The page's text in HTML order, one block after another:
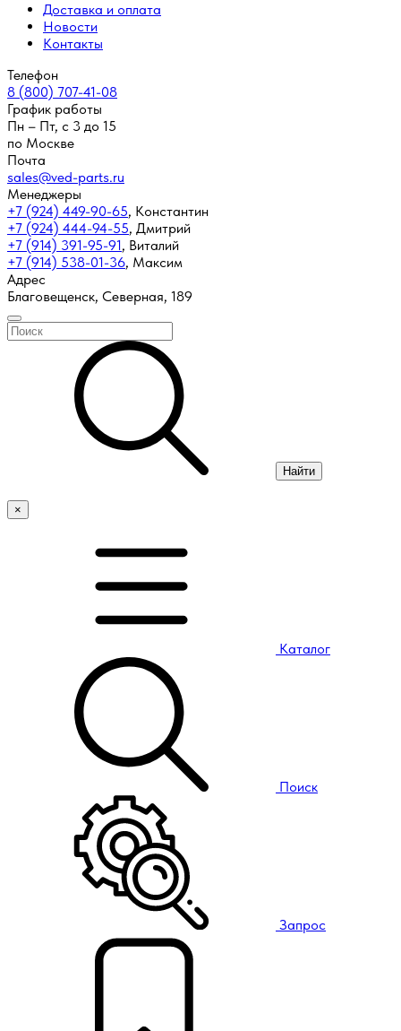
Доставка и оплата
Новости
Контакты
Телефон
8 (800) 707-41-08
График работы
Пн – Пт, с 3 до 15
по Москве
Почта
sales@ved-parts.ru
Менеджеры
+7 (924) 449-90-65, Константин
+7 (924) 444-94-55, Дмитрий
+7 (914) 391-95-91, Виталий
+7 (914) 538-01-36, Максим
Адрес
Благовещенск, Северная, 189
Найти
×
Каталог
Поиск
Запрос